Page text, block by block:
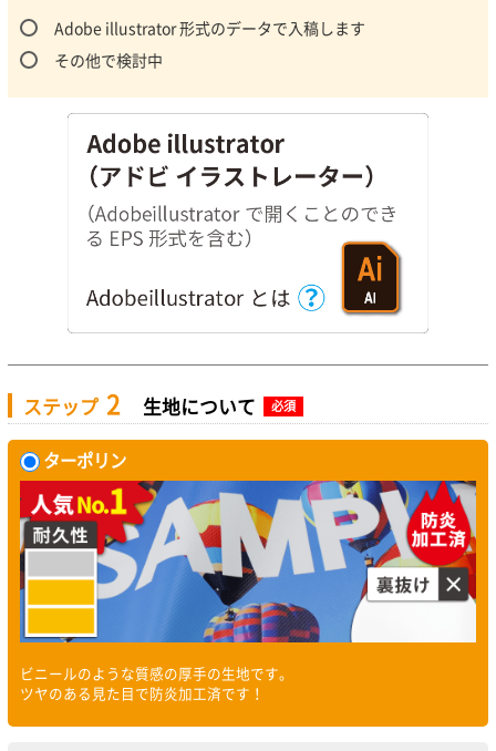
Adobe illustrator 形式のデータで入稿します
その他で検討中
ステップ 2 生地について 必須
ターポリン
ビニールのような質感の厚手の生地です。
ツヤのある見た目で防炎加工済です！